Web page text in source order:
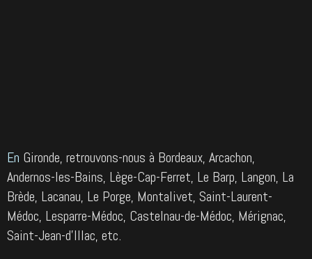
En Gironde, retrouvons-nous à Bordeaux, Arcachon,
Andernos-les-Bains, Lège-Cap-Ferret, Le Barp, Langon, La
Brède, Lacanau, Le Porge, Montalivet, Saint-Laurent-
Médoc, Lesparre-Médoc, Castelnau-de-Médoc, Mérignac,
Saint-Jean-d'Illac, etc.